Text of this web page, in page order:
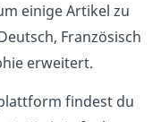
einige Artikel zu
Französisch
erweitert.
findest du